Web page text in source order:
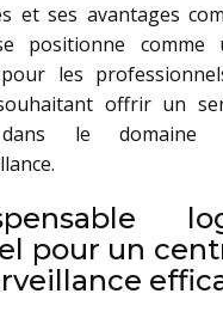
et ses avantages
positionne comme
les
offrir un
le
pour un